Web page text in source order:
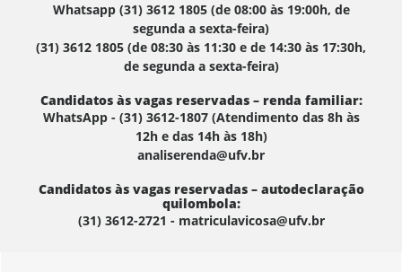
Whatsapp (31) 3612 1805 (de 08:00 às 19:00h, de
segunda a sexta-feira)
(31) 3612 1805 (de 08:30 às 11:30 e de 14:30 às 17:30h,
de segunda a sexta-feira)
Candidatos às vagas reservadas – renda familiar:
WhatsApp - (31) 3612-1807 (Atendimento das 8h às
12h e das 14h às 18h)
analiserenda@ufv.br
Candidatos às vagas reservadas – autodeclaração
quilombola:
(31) 3612-2721 - matriculavicosa@ufv.br